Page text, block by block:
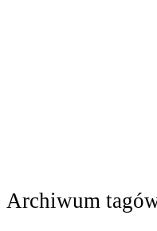
Archiwum